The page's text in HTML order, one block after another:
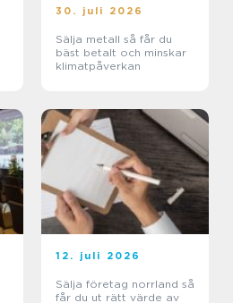
30. juli 2026
Sälja metall så får du
bäst betalt och minskar
klimatpåverkan
12. juli 2026
Sälja företag norrland så
får du ut rätt värde av